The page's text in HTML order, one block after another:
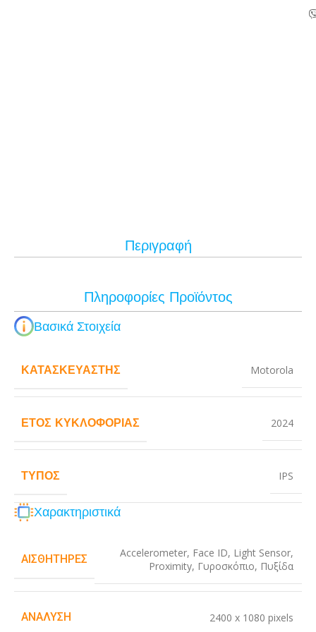
Περιγραφή
Πληροφορίες Προϊόντος
Βασικά Στοιχεία
ΚΑΤΑΣΚΕΥΑΣΤΉΣ Motorola
ΈΤΟΣ ΚΥΚΛΟΦΟΡΊΑΣ 2024
ΤΎΠΟΣ IPS
Χαρακτηριστικά
ΑΙΣΘΗΤΉΡΕΣ Accelerometer, Face ID, Light Sensor,
Proximity, Γυροσκόπιο, Πυξίδα
ΑΝΆΛΥΣΗ 2400 x 1080 pixels